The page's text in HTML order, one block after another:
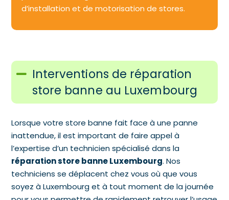
d’installation et de motorisation de stores.
Interventions de réparation
store banne au Luxembourg
Lorsque votre store banne fait face à une panne
inattendue, il est important de faire appel à
l’expertise d’un technicien spécialisé dans la
réparation store banne Luxembourg. Nos
techniciens se déplacent chez vous où que vous
soyez à Luxembourg et à tout moment de la journée